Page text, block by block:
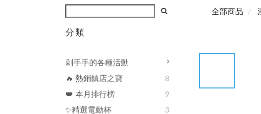
分類
剁手手的各種活動
🔥 熱銷鎮店之寶
8
👑 本月排行榜
9
✨精選電動杯
3
全部商品